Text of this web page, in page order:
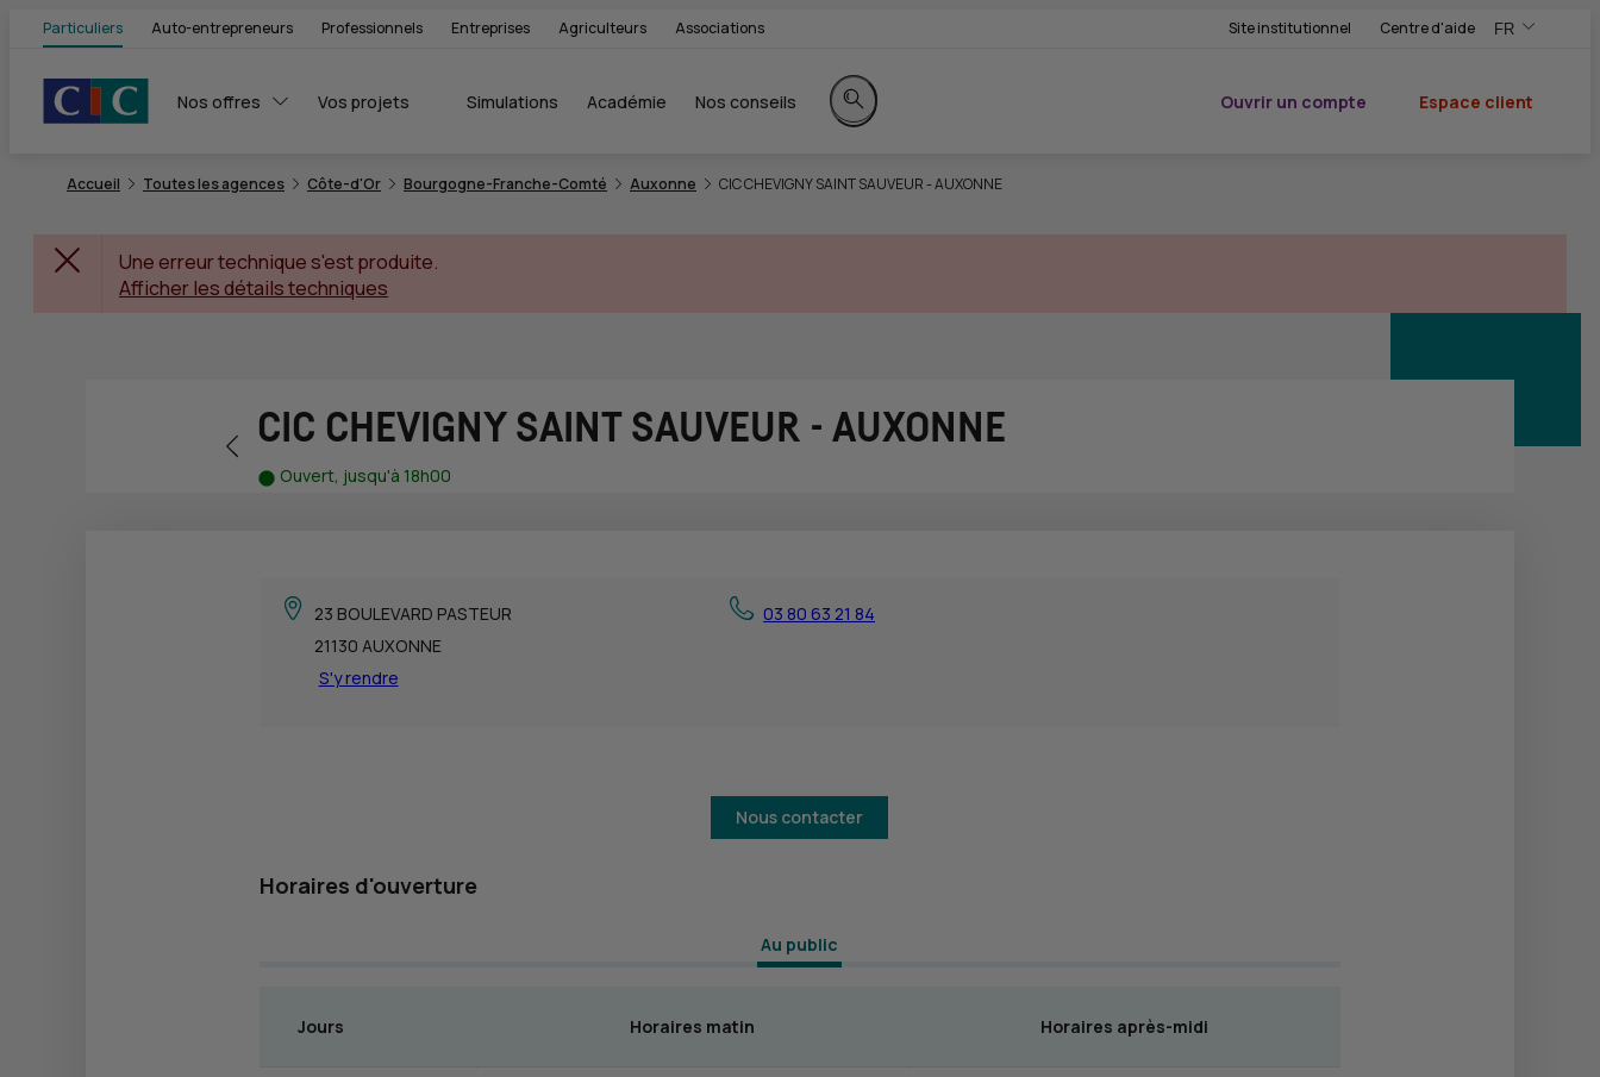
Particuliers Auto-entrepreneurs Professionnels Entreprises Agriculteurs Associations Site institutionnel Centre d'aide FR
,Version
,Changer de
Nos offres Vos projets Simulations Académie Nos conseils
Rechercher sur le site
Ouvrir un compte
Espace client
Accueil Toutes les agences Côte-d'Or Bourgogne-Franche-Comté Auxonne CIC CHEVIGNY SAINT SAUVEUR - AUXONNE
Une erreur technique s'est produite.
Afficher les détails techniques
Retour vers la page précédente
CIC CHEVIGNY SAINT SAUVEUR - AUXONNE
Ouvert, jusqu'à 18h00
23 BOULEVARD PASTEUR
21130 AUXONNE
S'y rendre
03 80 63 21 84
Nous contacter
Horaires d'ouverture
Au public
Jours Horaires matin Horaires après-midi